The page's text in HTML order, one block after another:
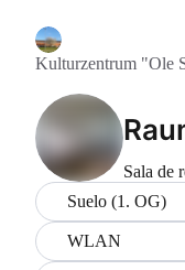
Kulturzentrum "Ole
Sala de
Suelo (1. OG)
WLAN